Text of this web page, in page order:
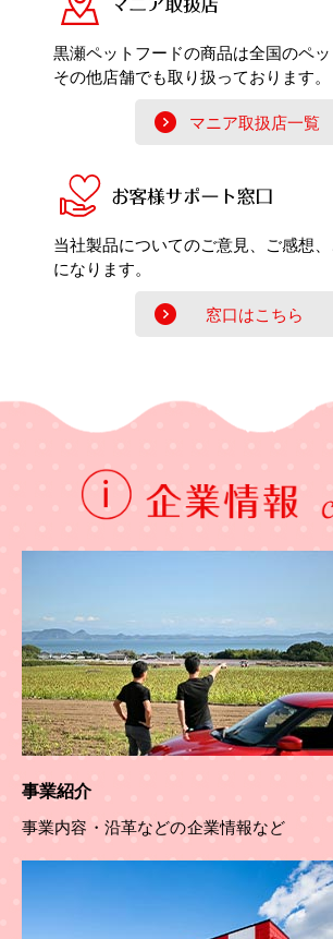
黒瀬ペットフードの商品は全国のペッ
その他店舗でも取り扱っております。
マニア取扱店一覧
当社製品についてのご意見、ご感想
になります。
窓口はこちら
事業紹介
事業内容・沿革などの企業情報など